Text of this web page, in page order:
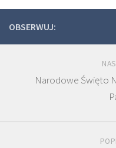
OBSERWUJ:
Narodowe Święto